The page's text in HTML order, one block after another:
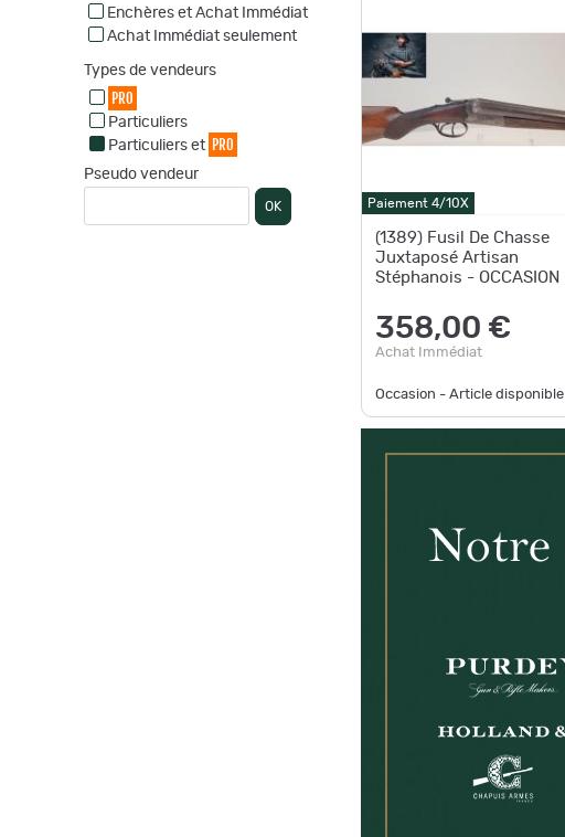
Enchères et Achat Immédiat
Achat Immédiat seulement
Types de vendeurs
PRO
Particuliers
Particuliers et PRO
Pseudo vendeur
OK Paiement 4/10X
(1389) Fusil De Chasse
Juxtaposé Artisan
Stéphanois - OCCASION
358,00 €
Achat Immédiat
Occasion - Article disponible